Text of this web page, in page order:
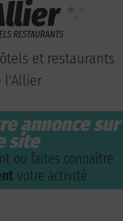
et restaurants
l'Allier
annonce sur
site
ou faites connaître
votre activité